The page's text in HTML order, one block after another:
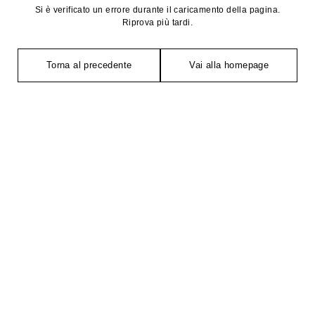
Si è verificato un errore durante il caricamento della pagina.
Riprova più tardi.
Torna al precedente Vai alla homepage